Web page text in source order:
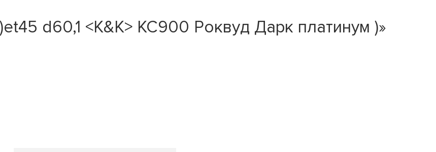
d60,1 <K&K> КС900 Роквуд Дарк платинум )»